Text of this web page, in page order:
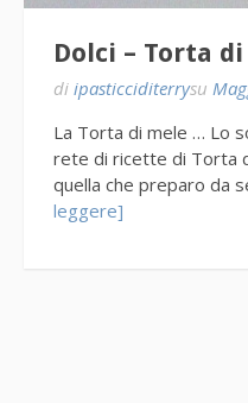
Dolci – Torta
di ipasticciditerrysu
La Torta di mele … Lo
rete di ricette di Torta
quella che preparo da
leggere]